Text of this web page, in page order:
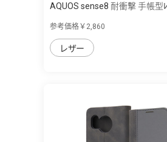
AQUOS sense8 耐衝撃 手帳型
参考価格￥2,860
レザー